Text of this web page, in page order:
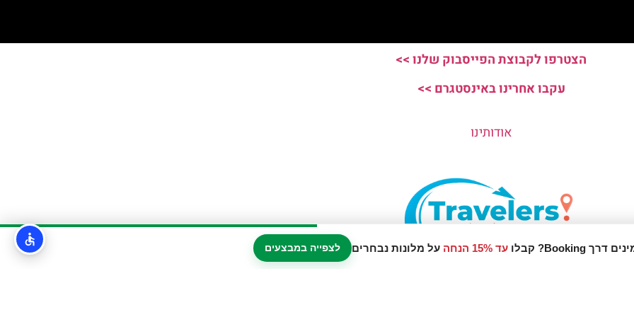
עד 15% הנחה על מלונות נבחרים לצפייה במבצעים
הצטרפו לקבוצת הפייסבוק שלנו >>
עקבו אחרינו באינסטגרם >>
אודותינו